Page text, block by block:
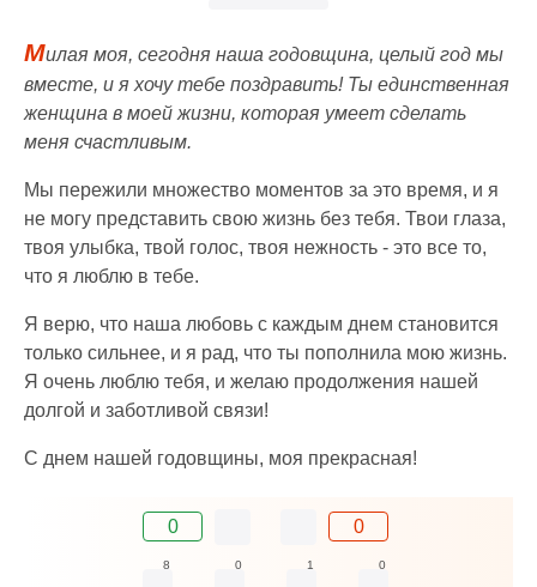
Милая моя, сегодня наша годовщина, целый год мы
вместе, и я хочу тебе поздравить! Ты единственная
женщина в моей жизни, которая умеет сделать
меня счастливым.
Мы пережили множество моментов за это время, и я
не могу представить свою жизнь без тебя. Твои глаза,
твоя улыбка, твой голос, твоя нежность - это все то,
что я люблю в тебе.
Я верю, что наша любовь с каждым днем становится
только сильнее, и я рад, что ты пополнила мою жизнь.
Я очень люблю тебя, и желаю продолжения нашей
долгой и заботливой связи!
С днем нашей годовщины, моя прекрасная!
0 0
8 0 1 0